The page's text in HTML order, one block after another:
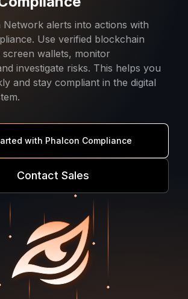
alerts into actions with
Use verified blockchain
screen wallets, monitor
investigate risks. This helps you
and stay compliant in the digital
with Phalcon Compliance
Contact Sales